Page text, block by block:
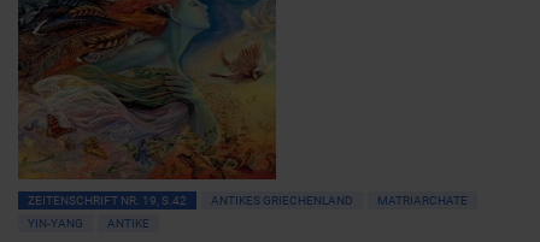
ZEITENSCHRIFT NR. 19, S.42 ANTIKES GRIECHENLAND
MATRIARCHATE
YIN-YANG
ANTIKE